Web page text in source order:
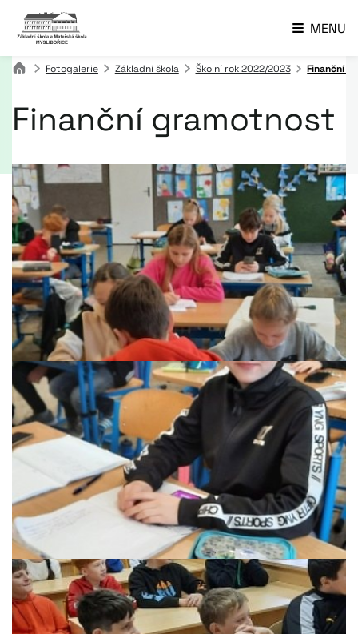
MENU
Fotogalerie Základní škola Školní rok 2022/2023 Finanční
Finanční gramotnost